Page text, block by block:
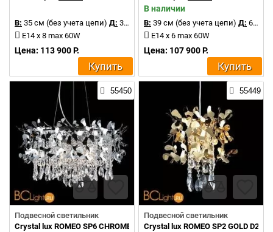
В: 35 см (без учета цепи) Д: 30 см
E14 x 8 max 60W
Цена: 113 900 Р.
Купить
В наличии
В: 39 см (без учета цепи) Д: 60 см
E14 x 6 max 60W
Цена: 107 900 Р.
Купить
55450
Подвесной светильник
Crystal lux ROMEO SP6 CHROME D600
55449
Подвесной светильник
Crystal lux ROMEO SP2 GOLD D250